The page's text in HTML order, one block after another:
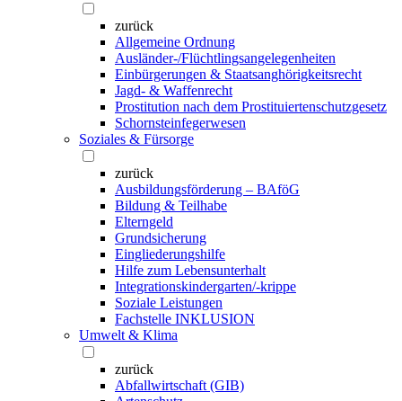
zurück
Allgemeine Ordnung
Ausländer-/Flüchtlingsangelegenheiten
Einbürgerungen & Staatsanghörigkeitsrecht
Jagd- & Waffenrecht
Prostitution nach dem Prostituiertenschutzgesetz
Schornsteinfegerwesen
Soziales & Fürsorge
zurück
Ausbildungsförderung – BAföG
Bildung & Teilhabe
Elterngeld
Grundsicherung
Eingliederungshilfe
Hilfe zum Lebensunterhalt
Integrationskindergarten/-krippe
Soziale Leistungen
Fachstelle INKLUSION
Umwelt & Klima
zurück
Abfallwirtschaft (GIB)